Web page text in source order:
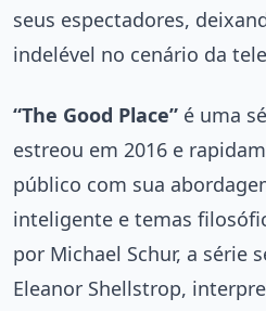
seus espectadores,
indelével no cenário da
“The Good Place” é uma
estreou em 2016 e
público com sua
inteligente e temas
por Michael Schur, a série
Eleanor Shellstrop,